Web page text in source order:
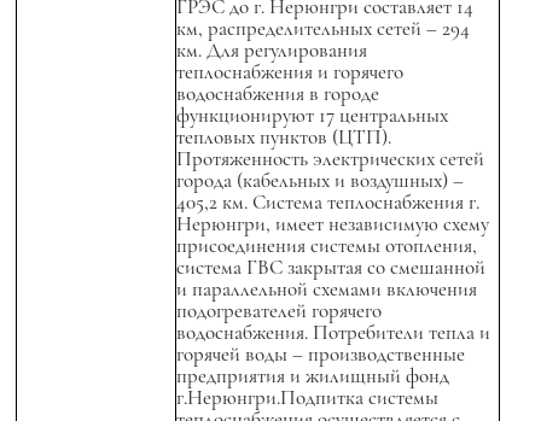
ГРЭС до г. Нерюнгри составляет 14
км, распределительных сетей – 294
км. Для регулирования
теплоснабжения и горячего
водоснабжения в городе
функционируют 17 центральных
тепловых пунктов (ЦТП).
Протяженность электрических сетей
города (кабельных и воздушных) –
405,2 км. Система теплоснабжения г.
Нерюнгри, имеет независимую схему
присоединения системы отопления,
система ГВС закрытая со смешанной
и параллельной схемами включения
подогревателей горячего
водоснабжения. Потребители тепла и
горячей воды – производственные
предприятия и жилищный фонд
г.Нерюнгри.Подпитка системы